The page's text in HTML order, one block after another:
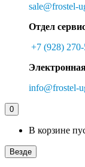
sale@frostel-
Отдел
+7 (928)
info@frostel-
0
В корзине
Везде